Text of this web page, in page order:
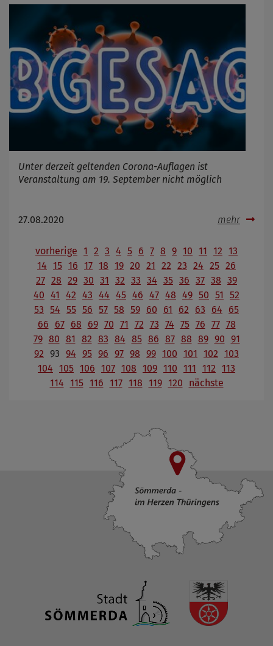
Unter derzeit geltenden Corona-Auflagen ist
Veranstaltung am 19. September nicht möglich
27.08.2020 mehr
vorherige 1 2 3 4 5 6 7 8 9 10 11 12 13
14 15 16 17 18 19 20 21 22 23 24 25 26
27 28 29 30 31 32 33 34 35 36 37 38 39
40 41 42 43 44 45 46 47 48 49 50 51
52
53 54 55 56 57 58 59 60 61 62 63 64
65
66
67 68 69 70 71 72 73 74 75 76 77 78
79 80 81 82 83 84 85 86 87 88 89 90 91
92 93 94 95 96 97 98 99 100 101 102 103
104 105 106 107 108 109 110 111 112 113
114 115 116 117 118 119 120 nächste